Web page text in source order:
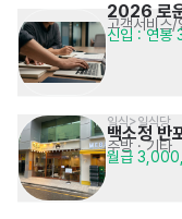
2026 로
채용
고객서비스
신입 : 연봉
일식>일식당
백소정 반
주방· 기타
월급